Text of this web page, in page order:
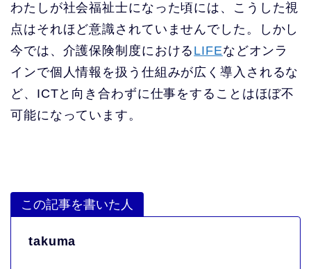
わたしが社会福祉士になった頃には、こうした視
点はそれほど意識されていませんでした。しかし
今では、介護保険制度における LIFEなどオンラ
インで個人情報を扱う仕組みが広く導入されるな
ど、ICTと向き合わずに仕事をすることはほぼ不
可能になっています。
この記事を書いた人
takuma